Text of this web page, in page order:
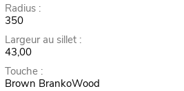
Radius :
350
Largeur au sillet :
43,00
Touche :
Brown BrankoWood